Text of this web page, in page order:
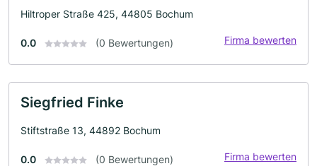
Hiltroper Straße 425, 44805 Bochum
0.0 (0 Bewertungen) Firma bewerten
Siegfried Finke
Stiftstraße 13, 44892 Bochum
0.0 (0 Bewertungen) Firma bewerten